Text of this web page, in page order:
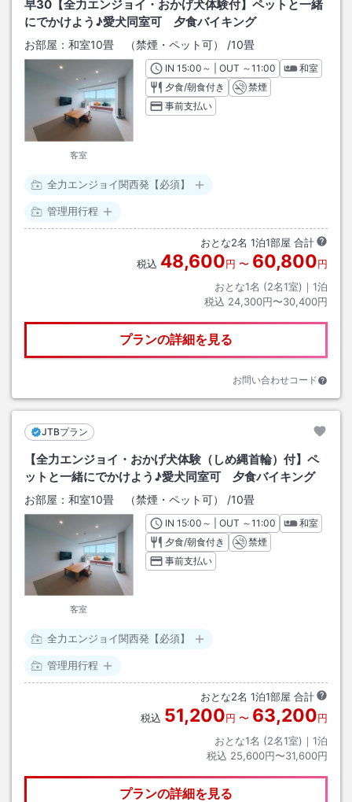
早30【全力エンジョイ・おかげ犬体験付】ペットと一緒
にでかけよう♪愛犬同室可 夕食バイキング
お部屋： 和室10畳 （禁煙・ペット可） /10畳
客室
INチェックイン
15:00 ～ | OUT チェックアウト
～11:00
和室
夕食/朝食付き
禁煙
事前支払い
全力エンジョイ関西発【必須】
管理用行程
おとな2名 1泊1部屋 合計
税込 48,600円 〜 60,800円
おとな1名 (2名1室)｜ 1泊
税込 24,300円〜30,400円
プランの詳細を見る
お問い合わせコード
JTBプラン
【全力エンジョイ・おかげ犬体験（しめ縄首輪）付】ペ
ットと一緒にでかけよう♪愛犬同室可 夕食バイキング
お部屋： 和室10畳 （禁煙・ペット可） /10畳
客室
INチェックイン
15:00 ～ | OUT チェックアウト
～11:00
和室
夕食/朝食付き
禁煙
事前支払い
全力エンジョイ関西発【必須】
管理用行程
おとな2名 1泊1部屋 合計
税込 51,200円 〜 63,200円
おとな1名 (2名1室)｜ 1泊
税込 25,600円〜31,600円
プランの詳細を見る